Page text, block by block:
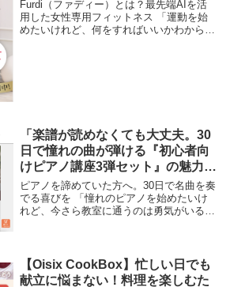
Furdi（ファディー）とは？最先端AIを活
用した女性専用フィットネス 「運動を始
めたいけれど、何をすればいいかわからな
「楽譜が読めなくても大丈夫。30
日で憧れの曲が弾ける『初心者向
けピアノ講座3弾セット』の魅力と
評判を徹底解説」
ピアノを諦めていた方へ。30日で名曲を奏
でる喜びを 「憧れのピアノを始めたいけ
れど、今さら教室に通うのは勇気がいる」
ターするピ...
【Oisix CookBox】忙しい日でも
献立に悩まない！料理を楽しむた